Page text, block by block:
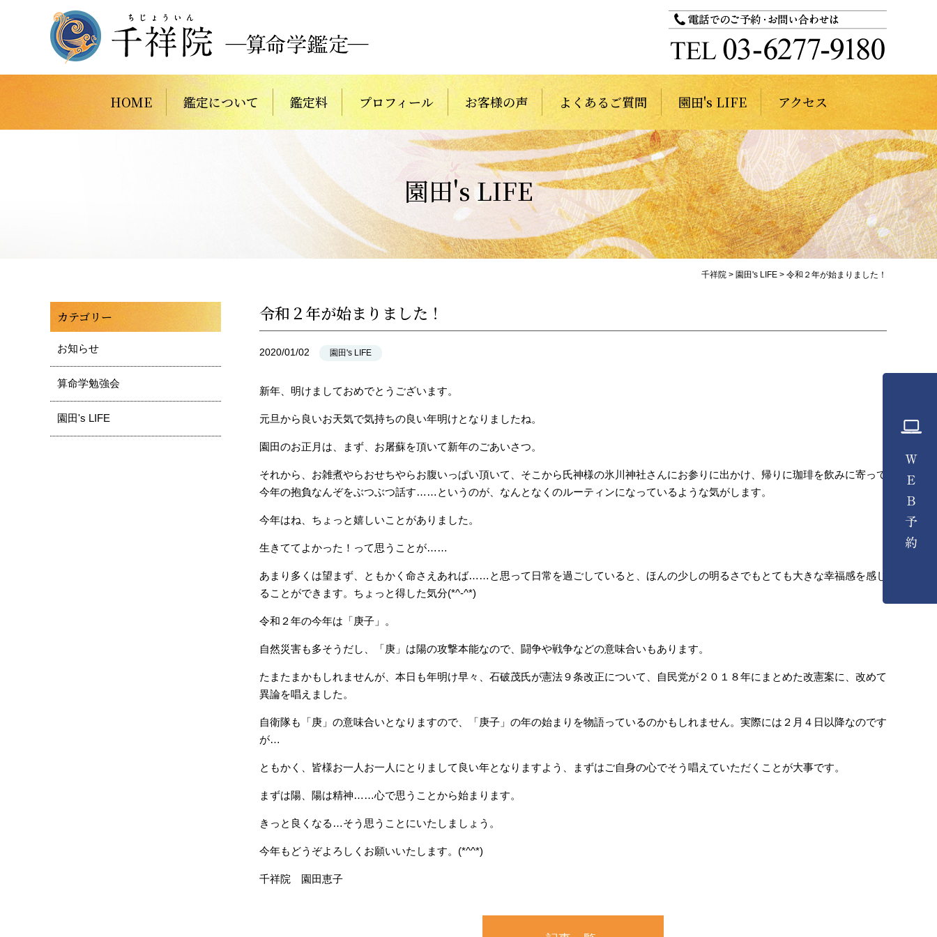
HOME 鑑定について 鑑定料 プロフィール お客様の声 よくあるご質問 園田's LIFE アクセス
園田's LIFE
千祥院 > 園田's LIFE > 令和２年が始まりました！
令和２年が始まりました！
2020/01/02 園田's LIFE
新年、明けましておめでとうございます。
元旦から良いお天気で気持ちの良い年明けとなりましたね。
園田のお正月は、まず、お屠蘇を頂いて新年のごあいさつ。
それから、お雑煮やらおせちやらお腹いっぱい頂いて、そこから氏神様の氷川神社さんにお参りに出かけ、帰りに珈琲を飲みに寄って
今年の抱負なんぞをぶつぶつ話す……というのが、なんとなくのルーティンになっているような気がします。
今年はね、ちょっと嬉しいことがありました。
生きててよかった！って思うことが……
あまり多くは望まず、ともかく命さえあれば……と思って日常を過ごしていると、ほんの少しの明るさでもとても大きな幸福感を感じ
ることができます。ちょっと得した気分(*^-^*)
令和２年の今年は「庚子」。
自然災害も多そうだし、「庚」は陽の攻撃本能なので、闘争や戦争などの意味合いもあります。
たまたまかもしれませんが、本日も年明け早々、石破茂氏が憲法９条改正について、自民党が２０１８年にまとめた改憲案に、改めて
異論を唱えました。
自衛隊も「庚」の意味合いとなりますので、「庚子」の年の始まりを物語っているのかもしれません。実際には２月４日以降なのです
が…
ともかく、皆様お一人お一人にとりまして良い年となりますよう、まずはご自身の心でそう唱えていただくことが大事です。
まずは陽、陽は精神……心で思うことから始まります。
きっと良くなる…そう思うことにいたしましょう。
今年もどうぞよろしくお願いいたします。(*^^*)
千祥院 園田恵子
カテゴリー
お知らせ
算命学勉強会
園田's LIFE